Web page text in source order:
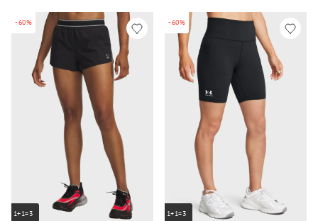
-60%
1+1=3
-60%
1+1=3